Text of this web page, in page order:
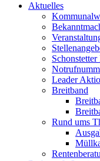
Aktuelles
Leader
Breitband
Rund ums